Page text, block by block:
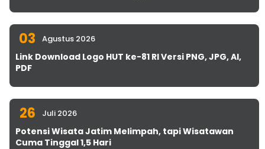
03 Agustus 2026
Link Download Logo HUT ke-81 RI Versi PNG, JPG, AI,
PDF
26 Juli 2026
Potensi Wisata Jatim Melimpah, tapi Wisatawan
Cuma Tinggal 1,5 Hari